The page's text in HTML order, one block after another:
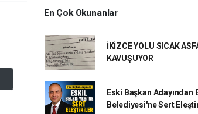
En Çok Okunanlar
İKİZCE YOLU SICAK
KAVUŞUYOR
Eski Başkan Adayından
Belediyesi'ne Sert